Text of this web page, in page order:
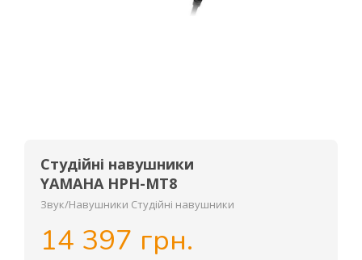
Студійні навушники
YAMAHA HPH-MT8
Звук/Навушники Студійні навушники
14 397 грн.